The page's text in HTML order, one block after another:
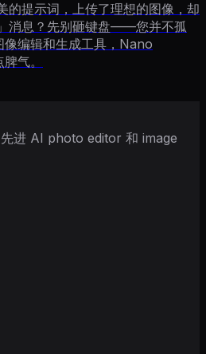
的提示词，上传了理想的图像，却
消息？先别砸键盘——您并不孤
编辑和生成工具，Nano
气。
进 AI photo editor 和 image